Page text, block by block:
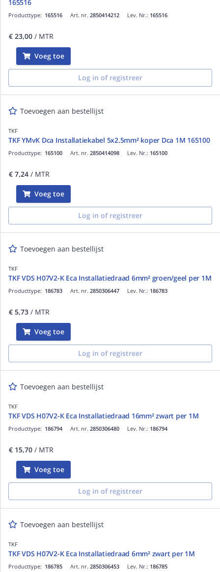
165516
Art. nr. 2850414212
Producttype: 165516 Lev. Nr.: 165516
€ 23,00 / MTR
Voeg toe
Log in of registreer
Toevoegen aan bestellijst
TKF
TKF YMvK Dca Installatiekabel 5x2.5mm² koper Dca 1M 165100
Art. nr. 2850414098
Producttype: 165100 Lev. Nr.: 165100
€ 7,24 / MTR
Voeg toe
Log in of registreer
Toevoegen aan bestellijst
TKF
TKF VDS H07V2-K Eca Installatiedraad 6mm² groen/geel per 1M
Art. nr. 2850306447
Producttype: 186783 Lev. Nr.: 186783
€ 5,73 / MTR
Voeg toe
Log in of registreer
Toevoegen aan bestellijst
TKF
TKF VDS H07V2-K Eca Installatiedraad 16mm² zwart per 1M
Art. nr. 2850306480
Producttype: 186794 Lev. Nr.: 186794
€ 15,70 / MTR
Voeg toe
Log in of registreer
Toevoegen aan bestellijst
TKF
TKF VDS H07V2-K Eca Installatiedraad 6mm² zwart per 1M
Art. nr. 2850306453
Producttype: 186785 Lev. Nr.: 186785